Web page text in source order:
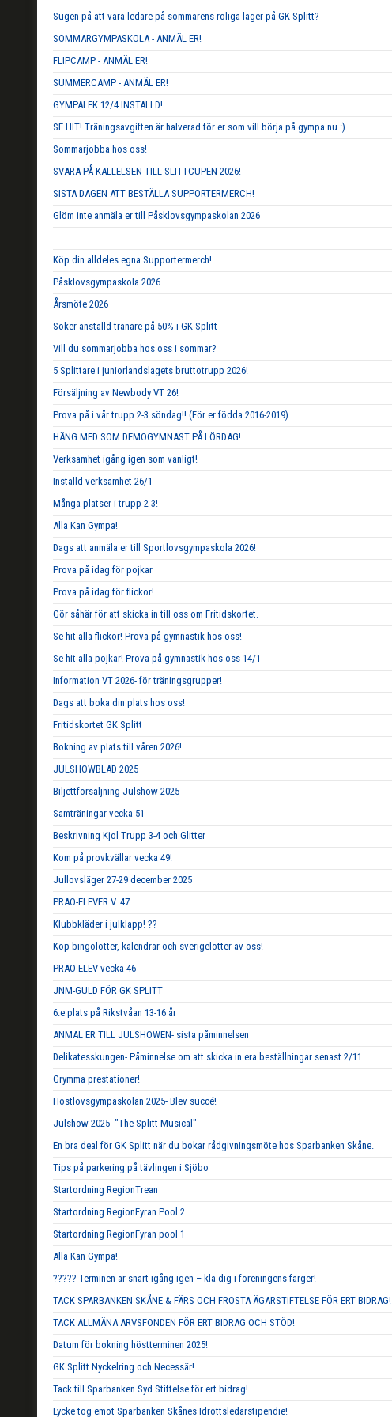
Sugen på att vara ledare på sommarens roliga läger på GK Splitt?
SOMMARGYMPASKOLA - ANMÄL ER!
FLIPCAMP - ANMÄL ER!
SUMMERCAMP - ANMÄL ER!
GYMPALEK 12/4 INSTÄLLD!
SE HIT! Träningsavgiften är halverad för er som vill börja på gympa nu :)
Sommarjobba hos oss!
SVARA PÅ KALLELSEN TILL SLITTCUPEN 2026!
SISTA DAGEN ATT BESTÄLLA SUPPORTERMERCH!
Glöm inte anmäla er till Påsklovsgympaskolan 2026
Köp din alldeles egna Supportermerch!
Påsklovsgympaskola 2026
Årsmöte 2026
Söker anställd tränare på 50% i GK Splitt
Vill du sommarjobba hos oss i sommar?
5 Splittare i juniorlandslagets bruttotrupp 2026!
Försäljning av Newbody VT 26!
Prova på i vår trupp 2-3 söndag!! (För er födda 2016-2019)
HÄNG MED SOM DEMOGYMNAST PÅ LÖRDAG!
Verksamhet igång igen som vanligt!
Inställd verksamhet 26/1
Många platser i trupp 2-3!
Alla Kan Gympa!
Dags att anmäla er till Sportlovsgympaskola 2026!
Prova på idag för pojkar
Prova på idag för flickor!
Gör såhär för att skicka in till oss om Fritidskortet.
Se hit alla flickor! Prova på gymnastik hos oss!
Se hit alla pojkar! Prova på gymnastik hos oss 14/1
Information VT 2026- för träningsgrupper!
Dags att boka din plats hos oss!
Fritidskortet GK Splitt
Bokning av plats till våren 2026!
JULSHOWBLAD 2025
Biljettförsäljning Julshow 2025
Samträningar vecka 51
Beskrivning Kjol Trupp 3-4 och Glitter
Kom på provkvällar vecka 49!
Jullovsläger 27-29 december 2025
PRAO-ELEVER V. 47
Klubbkläder i julklapp! ??
Köp bingolotter, kalendrar och sverigelotter av oss!
PRAO-ELEV vecka 46
JNM-GULD FÖR GK SPLITT
6:e plats på Rikstvåan 13-16 år
ANMÄL ER TILL JULSHOWEN- sista påminnelsen
Delikatesskungen- Påminnelse om att skicka in era beställningar senast 2/11
Grymma prestationer!
Höstlovsgympaskolan 2025- Blev succé!
Julshow 2025- "The Splitt Musical"
En bra deal för GK Splitt när du bokar rådgivningsmöte hos Sparbanken Skåne.
Tips på parkering på tävlingen i Sjöbo
Startordning RegionTrean
Startordning RegionFyran Pool 2
Startordning RegionFyran pool 1
Alla Kan Gympa!
????? Terminen är snart igång igen – klä dig i föreningens färger!
TACK SPARBANKEN SKÅNE & FÄRS OCH FROSTA ÄGARSTIFTELSE FÖR ERT BIDRAG!
TACK ALLMÄNA ARVSFONDEN FÖR ERT BIDRAG OCH STÖD!
Datum för bokning höstterminen 2025!
GK Splitt Nyckelring och Necessär!
Tack till Sparbanken Syd Stiftelse för ert bidrag!
Lycke tog emot Sparbanken Skånes Idrottsledarstipendie!